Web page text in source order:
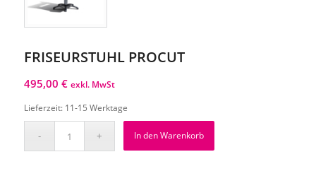
FRISEURSTUHL PROCUT
495,00 € exkl. MwSt
Lieferzeit: 11-15 Werktage
In den Warenkorb